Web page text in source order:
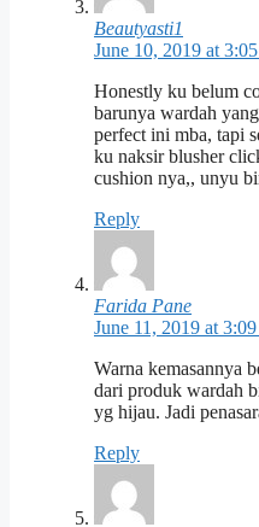
Beautyasti1
June 10, 2019 at
Honestly ku belum
barunya wardah
perfect ini mba, tapi
ku naksir blusher
cushion nya,, unyu
Reply
Farida Pane
June 11, 2019 at
Warna kemasannya
dari produk wardah
yg hijau. Jadi
Reply